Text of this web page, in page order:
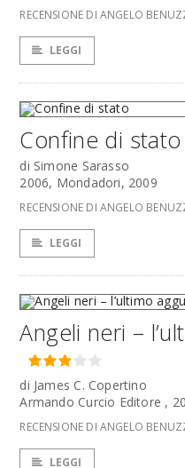
RECENSIONE DI ANGELO
LEGGI
Confine di stato
di Simone Sarasso
2006, Mondadori, 2009
RECENSIONE DI ANGELO
LEGGI
Angeli neri –
di James C. Copertino
Armando Curcio Editore ,
RECENSIONE DI ANGELO
LEGGI